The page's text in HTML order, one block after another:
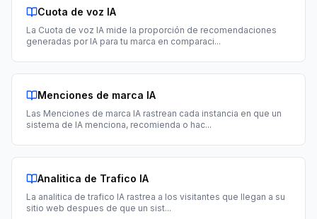
Cuota de voz IA
La Cuota de voz IA mide la proporción de recomendaciones
generadas por IA para tu marca en comparaci...
Menciones de marca IA
Las Menciones de marca IA rastrean cada instancia en que un
sistema de IA menciona, recomienda o hac...
Analitica de Trafico IA
La analitica de trafico IA rastrea a los visitantes que llegan a su
sitio web despues de que un sist...